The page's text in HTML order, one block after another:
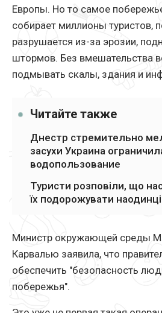
Европы. Но то самое
собирает миллионы туристов,
разрушается из-за эрозии,
штормов. Без вмешательства
подмывать скалы, здания и
Читайте также
Днестр стремительно
засухи Украина
водопользование
Туристи розповіли, що
їх подорожувати наодинці
Министр окружающей среды
Карвалью заявила, что
обеспечить "безопасность
побережья".